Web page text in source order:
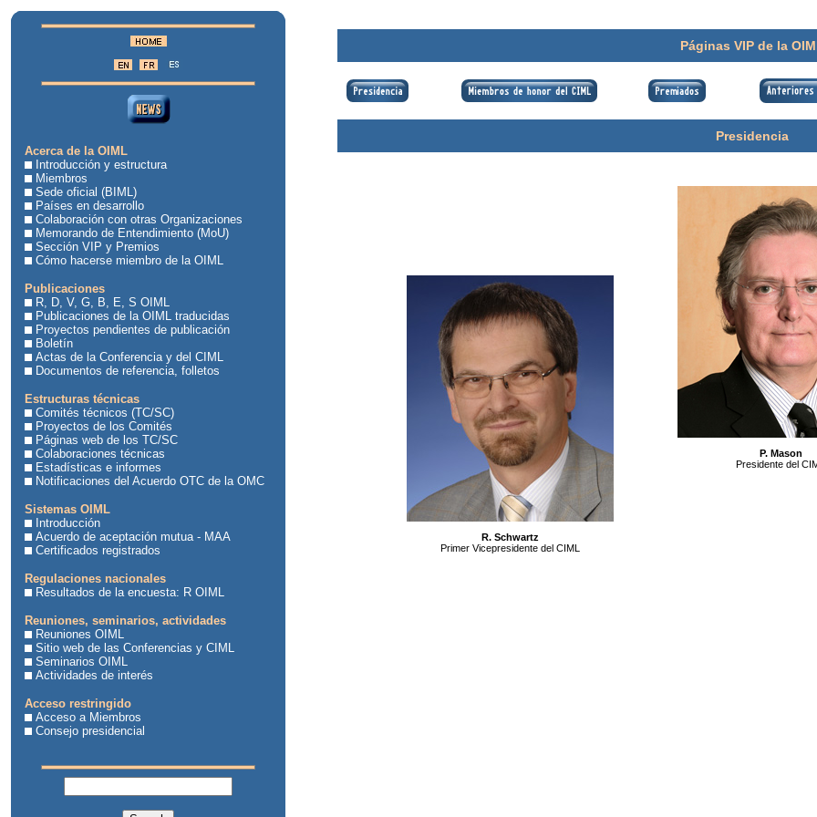
Acerca de la OIML
Introducción y estructura
Miembros
Sede oficial (BIML)
Países en desarrollo
Colaboración con otras Organizaciones
Memorando de Entendimiento (MoU)
Sección VIP y Premios
Cómo hacerse miembro de la OIML
Publicaciones
R, D, V, G, B, E, S OIML
Publicaciones de la OIML traducidas
Proyectos pendientes de publicación
Boletín
Actas de la Conferencia y del CIML
Documentos de referencia, folletos
Estructuras técnicas
Comités técnicos (TC/SC)
Proyectos de los Comités
Páginas web de los TC/SC
Colaboraciones técnicas
Estadísticas e informes
Notificaciones del Acuerdo OTC de la OMC
Sistemas OIML
Introducción
Acuerdo de aceptación mutua - MAA
Certificados registrados
Regulaciones nacionales
Resultados de la encuesta: R OIML
Reuniones, seminarios, actividades
Reuniones OIML
Sitio web de las Conferencias y CIML
Seminarios OIML
Actividades de interés
Acceso restringido
Acceso a Miembros
Consejo presidencial
Páginas VIP de la
Presidencia
R. Schwartz
Primer Vicepresidente del CIML
P. Mason
Presidente del